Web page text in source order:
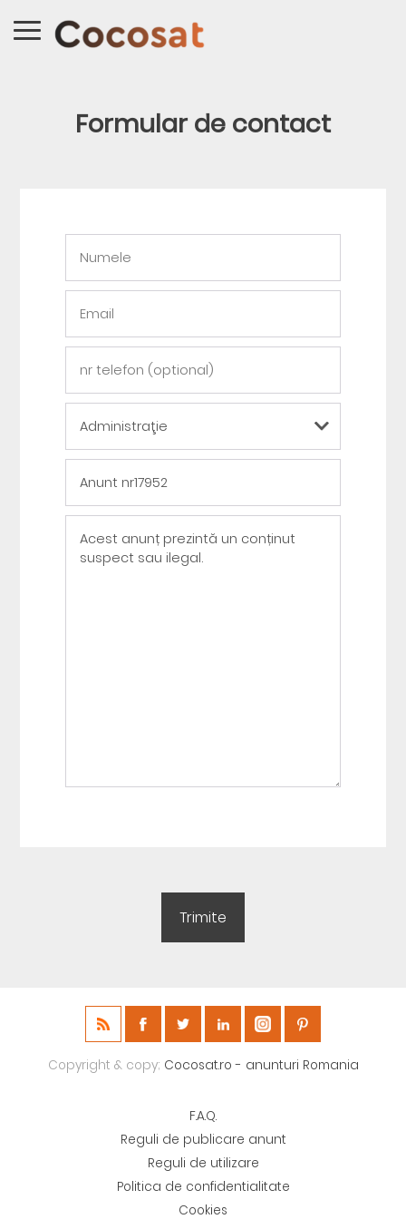
Formular de contact
Copyright & copy; Cocosat.ro - anunturi Romania
F.A.Q.
Reguli de publicare anunt
Reguli de utilizare
Politica de confidentialitate
Cookies